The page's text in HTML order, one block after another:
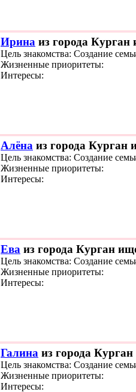
Ирина из города Курган
Цель знакомства: Создание
Жизненные приоритеты:
Интересы:
Алёна из города Курган
Цель знакомства: Создание
Жизненные приоритеты:
Интересы:
Ева из города Курган
Цель знакомства: Создание
Жизненные приоритеты:
Интересы:
Галина из города
Цель знакомства: Создание
Жизненные приоритеты:
Интересы: